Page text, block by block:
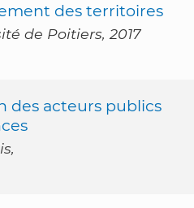
des territoires
de Poitiers, 2017
des acteurs publics